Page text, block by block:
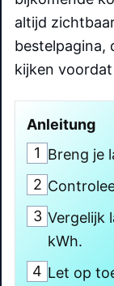
altijd
bestelpagina,
kijken
Anleitung
1 Breng je
2
3 Vergelijk
kWh.
4 Let op